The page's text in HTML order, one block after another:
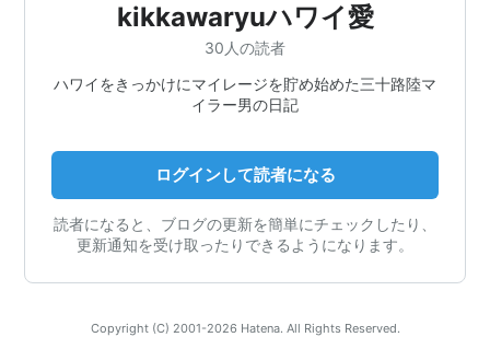
kikkawaryuハワイ愛
30人の読者
ハワイをきっかけにマイレージを貯め始めた三十路陸マ
イラー男の日記
ログインして読者になる
読者になると、ブログの更新を簡単にチェックしたり、
更新通知を受け取ったりできるようになります。
Copyright (C) 2001-2026 Hatena. All Rights Reserved.